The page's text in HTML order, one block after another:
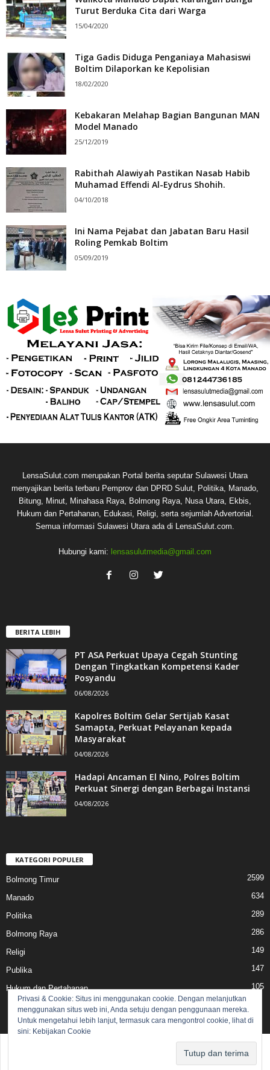
Turut Berduka Cita dari Warga
15/04/2020
Tiga Gadis Diduga Penganiaya Mahasiswi
Boltim Dilaporkan ke Kepolisian
18/02/2020
Kebakaran Melahap Bagian Bangunan MAN
Model Manado
25/12/2019
Rabithah Alawiyah Pastikan Nasab Habib
Muhamad Effendi Al-Eydrus Shohih.
04/10/2018
Ini Nama Pejabat dan Jabatan Baru Hasil
Roling Pemkab Boltim
05/09/2019
LensaSulut.com merupakan Portal berita seputar Sulawesi Utara
menyajikan berita terbaru Pemprov dan DPRD Sulut, Politika, Manado,
Bitung, Minut, Minahasa Raya, Bolmong Raya, Nusa Utara, Ekbis,
Hukum dan Pertahanan, Edukasi, Religi, serta sejumlah Advertorial.
Semua informasi Sulawesi Utara ada di LensaSulut.com.
Hubungi kami: lensasulutmedia@gmail.com
BERITA LEBIH
PT ASA Perkuat Upaya Cegah Stunting
Dengan Tingkatkan Kompetensi Kader
Posyandu
06/08/2026
Kapolres Boltim Gelar Sertijab Kasat
Samapta, Perkuat Pelayanan kepada
Masyarakat
04/08/2026
Hadapi Ancaman El Nino, Polres Boltim
Perkuat Sinergi dengan Berbagai Instansi
04/08/2026
KATEGORI POPULER
Bolmong Timur 2599
Manado 634
Politika 289
Bolmong Raya 286
Religi 149
Publika 147
Hukum dan Pertahanan 105
© 2017 lensasulut.com - All rights reserved.
Privasi & Cookie: Situs ini menggunakan cookie. Dengan melanjutkan
menggunakan situs web ini, Anda setuju dengan penggunaan mereka.
Untuk mengetahui lebih lanjut, termasuk cara mengontrol cookie, lihat di
sini: Kebijakan Cookie